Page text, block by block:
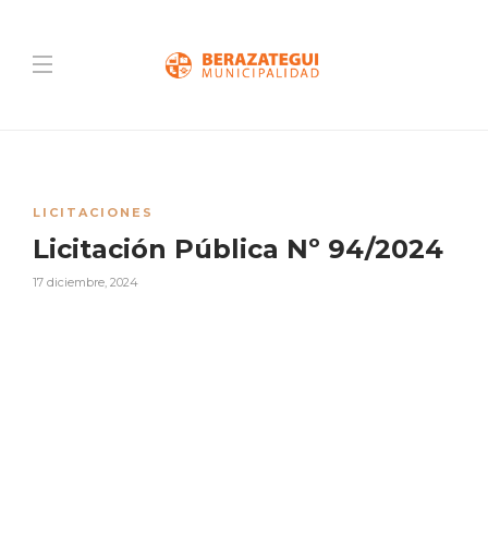
LICITACIONES
Licitación Pública Nº 94/2024
17 diciembre, 2024